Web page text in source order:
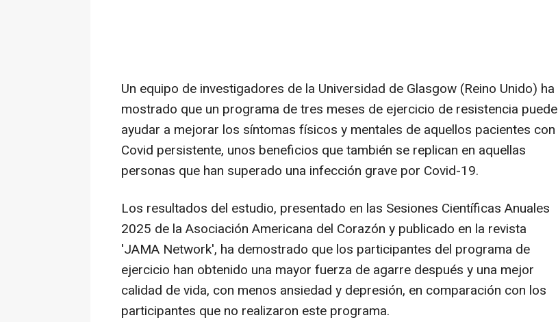
Un equipo de investigadores de la Universidad de Glasgow (Reino Unido) ha
mostrado que un programa de tres meses de ejercicio de resistencia puede
ayudar a mejorar los síntomas físicos y mentales de aquellos pacientes con
Covid persistente, unos beneficios que también se replican en aquellas
personas que han superado una infección grave por Covid-19.
Los resultados del estudio, presentado en las Sesiones Científicas Anuales
2025 de la Asociación Americana del Corazón y publicado en la revista
'JAMA Network', ha demostrado que los participantes del programa de
ejercicio han obtenido una mayor fuerza de agarre después y una mejor
calidad de vida, con menos ansiedad y depresión, en comparación con los
participantes que no realizaron este programa.